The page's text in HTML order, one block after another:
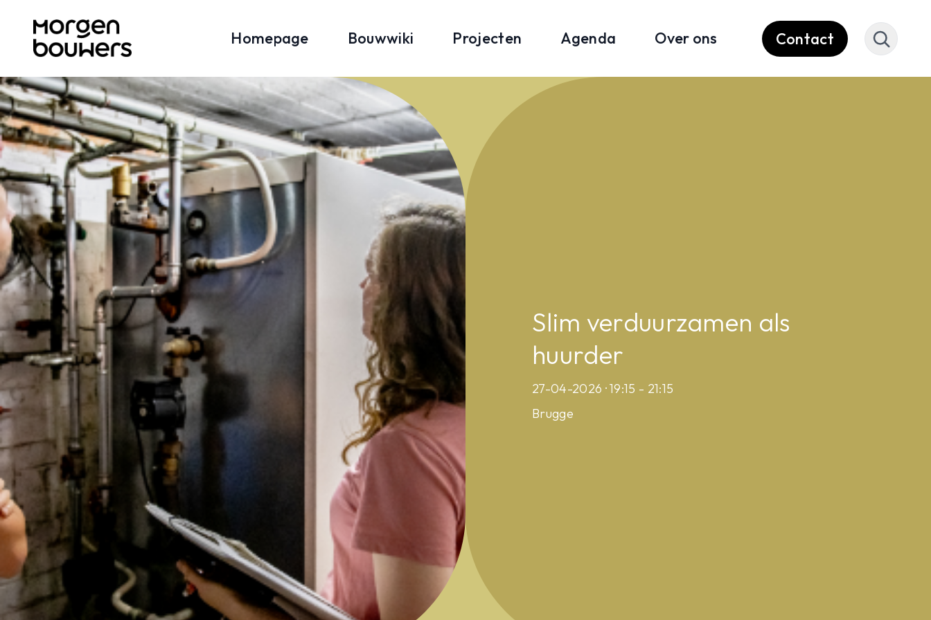
Homepage Bouwwiki Projecten Agenda Over ons Contact
Slim verduurzamen als
huurder
27-04-2026 · 19:15 - 21:15
Brugge